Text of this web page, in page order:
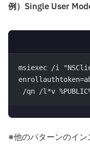
例）Single User
msiexec /i
/qn /l*v
※他のパターンのイ